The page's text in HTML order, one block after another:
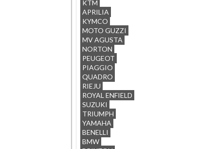
KTM
APRILIA
KYMCO
MOTO GUZZI
MV AGUSTA
NORTON
PEUGEOT
PIAGGIO
QUADRO
RIEJU
ROYAL ENFIELD
SUZUKI
TRIUMPH
YAMAHA
BENELLI
BMW